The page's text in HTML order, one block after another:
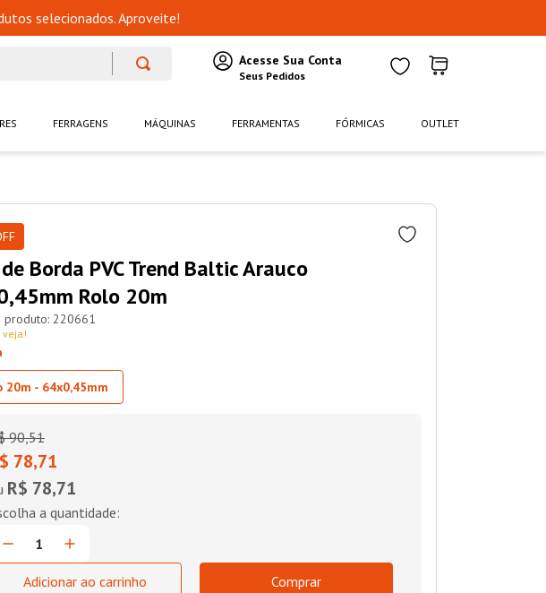
selecionados. Aproveite!
FERRAGENS MÁQUINAS FERRAMENTAS FÓRMICAS OUTLET
Borda PVC Trend Baltic Arauco
Rolo 20m
220661
veja!
20m - 64x0,45mm
90,51
78,71
R$ 78,71
Adicionar ao carrinho Comprar